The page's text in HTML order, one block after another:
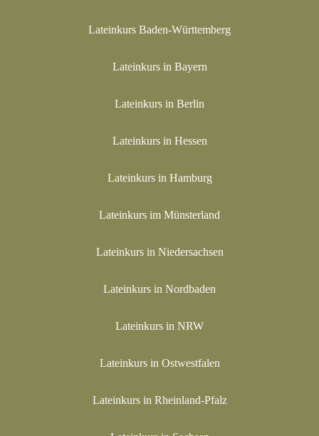
Lateinkurs Baden-Württemberg
Lateinkurs in Bayern
Lateinkurs in Berlin
Lateinkurs in Hessen
Lateinkurs in Hamburg
Lateinkurs im Münsterland
Lateinkurs in Niedersachsen
Lateinkurs in Nordbaden
Lateinkurs in NRW
Lateinkurs in Ostwestfalen
Lateinkurs in Rheinland-Pfalz